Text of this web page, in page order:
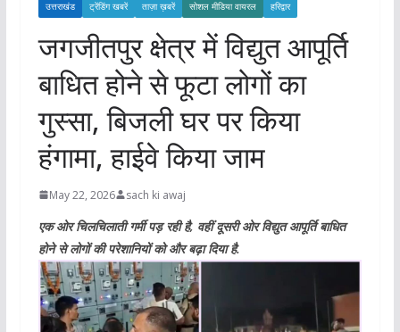
उत्तराखंड ट्रेंडिंग खबरें ताज़ा ख़बरें सोशल मीडिया वायरल हरिद्वार
जगजीतपुर क्षेत्र में विद्युत आपूर्ति
बाधित होने से फूटा लोगों का
गुस्सा, बिजली घर पर किया
हंगामा, हाईवे किया जाम
May 22, 2026 sach ki awaj
एक ओर चिलचिलाती गर्मी पड़ रही है, वहीं दूसरी ओर विद्युत आपूर्ति बाधित
होने से लोगों की परेशानियों को और बढ़ा दिया है.